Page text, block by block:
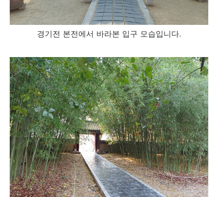
경기전 본전에서 바라본 입구 모습입니다.